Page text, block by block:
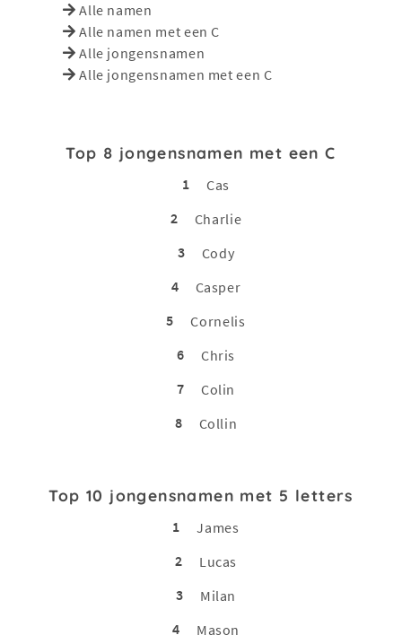
Alle namen
Alle namen met een C
Alle jongensnamen
Alle jongensnamen met een C
Top 8 jongensnamen met een C
1
Cas
2
Charlie
3
Cody
4
Casper
5
Cornelis
6
Chris
7
Colin
8
Collin
Top 10 jongensnamen met 5 letters
1
James
2
Lucas
3
Milan
4
Mason